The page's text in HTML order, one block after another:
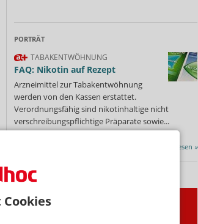
PORTRÄT
TABAKENTWÖHNUNG
FAQ: Nikotin auf Rezept
Arzneimittel zur Tabakentwöhnung
werden von den Kassen erstattet.
Verordnungsfähig sind nikotinhaltige nicht
verschreibungspflichtige Präparate sowie...
Mehr»
Alle Porträts lesen »